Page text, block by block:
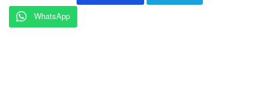
WhatsApp